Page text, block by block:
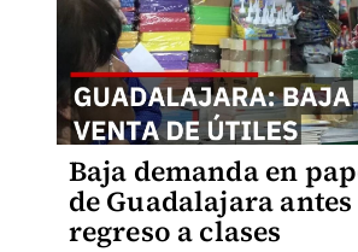
Baja demanda en
de Guadalajara
regreso a clases